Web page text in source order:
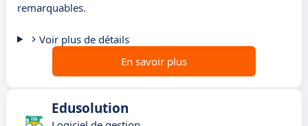
remarquables.
Voir plus de détails
En savoir plus
Edusolution